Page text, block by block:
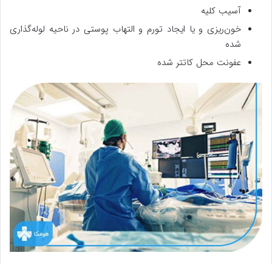
آسیب کلیه
خون‌ریزی و یا ایجاد تورم و التهاب پوستی در ناحیه لوله‌گذاری
شده
عفونت محل کاتتر شده